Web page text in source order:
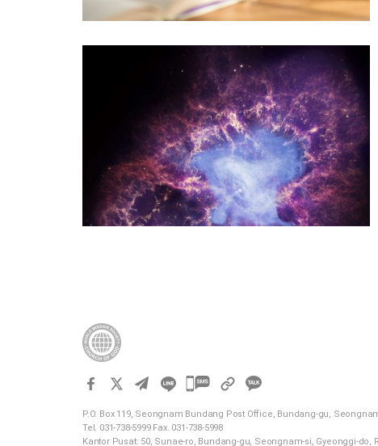
카
톡
P.O. Box 119, Seongnam Bundang Post Office, Bundang-gu,
Tel. 031-738-5999 Fax. 031-738-5998
Kantor Pusat: 50, Sunae-ro, Bundang-gu, Seongnam-si, Gyeonggi-do,